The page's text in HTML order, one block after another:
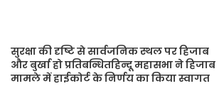
सुरक्षा की दृष्टि से सार्वजनिक स्थल पर हिजाब
और बुर्खा हो प्रतिबन्धितहिन्दू महासभा ने हिजाब
मामले में हाईकोर्ट के निर्णय का किया स्वागत